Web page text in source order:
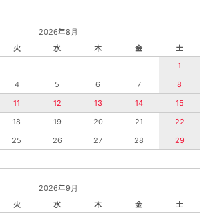
2026年8月
火 水 木 金
土
1
4 5 6 7
8
11 12 13 14
15
18 19 20 21
22
25 26 27 28
29
2026年9月
火 水 木 金 土